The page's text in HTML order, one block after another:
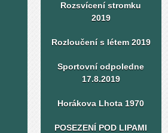
Rozsvícení stromku
2019
Rozloučení s létem 2019
Sportovní odpoledne
17.8.2019
Horákova Lhota 1970
POSEZENÍ POD LIPAMI